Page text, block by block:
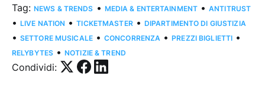
Tag: NEWS & TRENDS • MEDIA & ENTERTAINMENT • ANTITRUST
• LIVE NATION • TICKETMASTER • DIPARTIMENTO DI GIUSTIZIA
• SETTORE MUSICALE • CONCORRENZA • PREZZI BIGLIETTI •
RELYBYTES • NOTIZIE & TREND
Condividi: